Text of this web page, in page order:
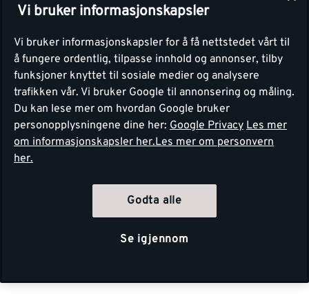
Vi bruker informasjonskapsler
Vi bruker informasjonskapsler for å få nettstedet vårt til
å fungere ordentlig, tilpasse innhold og annonser, tilby
funksjoner knyttet til sosiale medier og analysere
trafikken vår. Vi bruker Google til annonsering og måling.
Du kan lese mer om hvordan Google bruker
personopplysningene dine her: Google Privacy Les mer
om informasjonskapsler her.Les mer om personvern
her.
Godta alle
Se igjennom